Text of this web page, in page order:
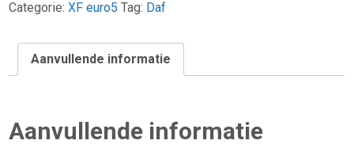
deksel
aantal
Categorie:XF euro5 Tag: Daf
Aanvullende informatie
Aanvullende informatie